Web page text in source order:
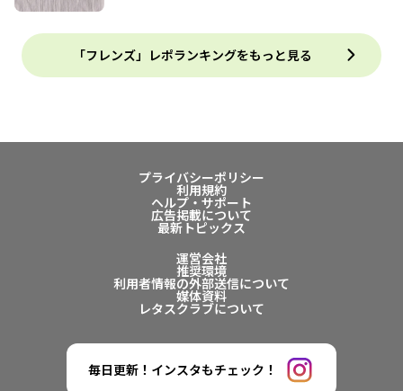
「フレンズ」レポランキングをもっと見る
プライバシーポリシー
利用規約
ヘルプ・サポート
広告掲載について
最新トピックス
運営会社
推奨環境
利用者情報の外部送信について
媒体資料
レタスクラブについて
毎日更新！インスタもチェック！